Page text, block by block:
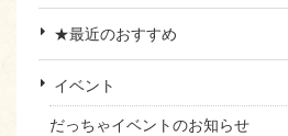
★最近のおすすめ
イベント
だっちゃイベントのお知らせ